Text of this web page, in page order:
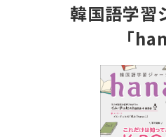
韓国語学習
「